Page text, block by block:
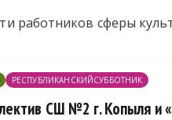
работников сферы
РЕСПУБЛИКАНСКИЙСУББОТНИК
СШ №2 г. Копыля и